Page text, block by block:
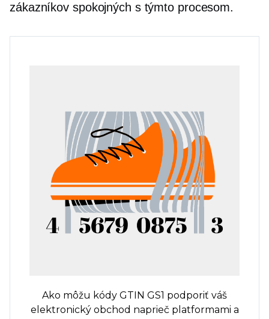
zákazníkov spokojných s týmto procesom.
Ako môžu kódy GTIN GS1 podporiť váš
elektronický obchod naprieč platformami a